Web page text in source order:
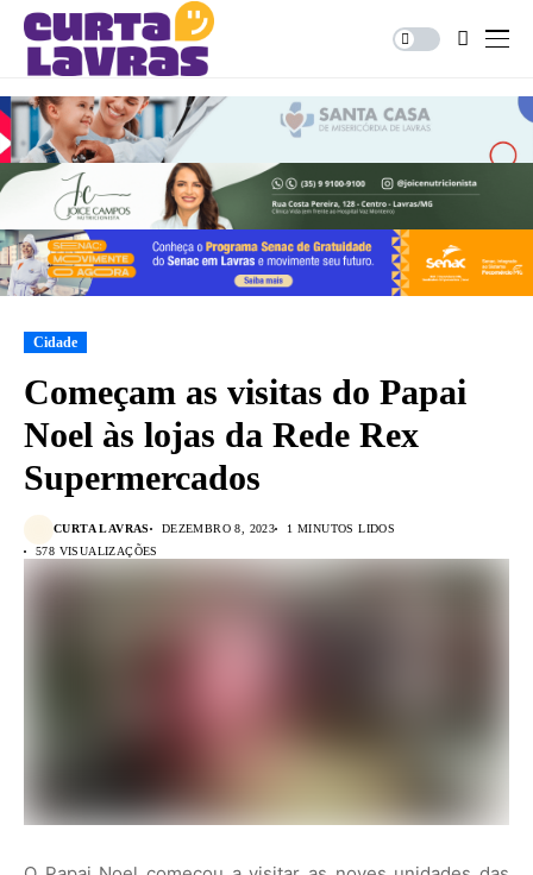
Cidade
Começam as visitas do Papai
Noel às lojas da Rede Rex
Supermercados
CURTA LAVRAS DEZEMBRO 8, 2023
1 MINUTOS LIDOS
578 VISUALIZAÇÕES